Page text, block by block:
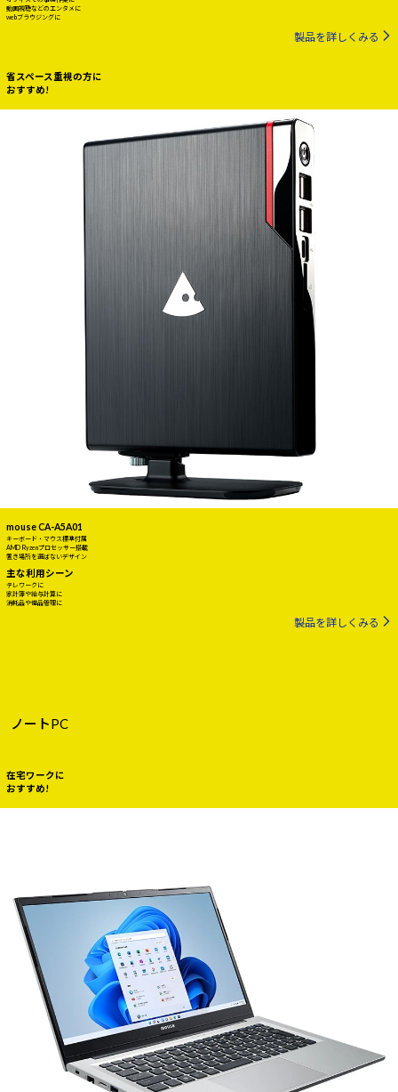
動画視聴などのエンタメに
webブラウジングに
製品を詳しくみる
省スペース重視の方に
おすすめ!
mouse CA-A5A01
キーボード・マウス標準付属
AMD Ryzenプロセッサー搭載
置き場所を選ばないデザイン
主な利用シーン
テレワークに
家計簿や給与計算に
消耗品や備品管理に
製品を詳しくみる
ノートPC
在宅ワークに
おすすめ!